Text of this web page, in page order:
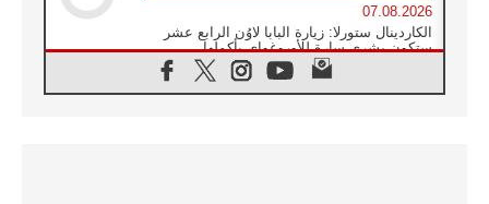
07.08.2026
الكاردينال ستورلا: زيارة البابا لاوُن الرابع عشر
ستكون بشرى سارة للأوروغواي بأكملها
الفاتيكان يعلن برنامج الزيارة الرسولية للبابا لاوُن